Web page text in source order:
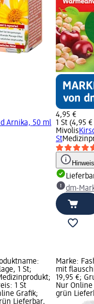
Arnika, 50 ml
4,95 €
1 St (4,95 €
Mivolis
St
dm-
1 St;
1 St
Grafik;
Lieferbar,
Marke:
mit
19,95 €;
Nur
grün